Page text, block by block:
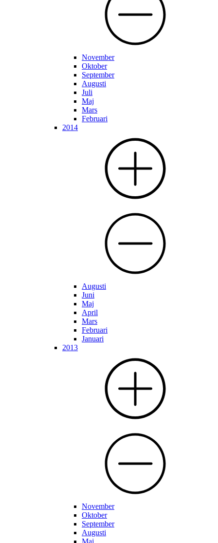
November
Oktober
September
Augusti
Juli
Maj
Mars
Februari
2014
Augusti
Juni
Maj
April
Mars
Februari
Januari
2013
November
Oktober
September
Augusti
Maj